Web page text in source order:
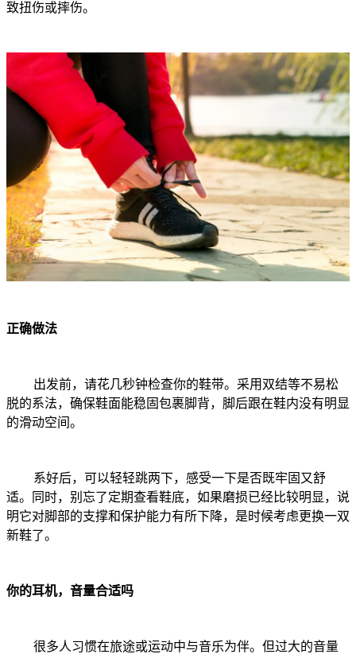
致扭伤或摔伤。
正确做法
出发前，请花几秒钟检查你的鞋带。采用双结等不易松
脱的系法，确保鞋面能稳固包裹脚背，脚后跟在鞋内没有明显
的滑动空间。
系好后，可以轻轻跳两下，感受一下是否既牢固又舒
适。同时，别忘了定期查看鞋底，如果磨损已经比较明显，说
明它对脚部的支撑和保护能力有所下降，是时候考虑更换一双
新鞋了。
你的耳机，音量合适吗
很多人习惯在旅途或运动中与音乐为伴。但过大的音量